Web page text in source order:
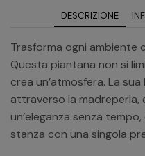
DESCRIZIONE
Trasforma ogni ambiente
Questa piantana non si
crea un’atmosfera. La
attraverso la madreperla,
un’eleganza senza
stanza con una singola